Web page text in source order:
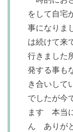
をして自宅
事になりま
は続けて来
行きました
発する事も
き合いして
でしたが今
ます 本当
ん ありが